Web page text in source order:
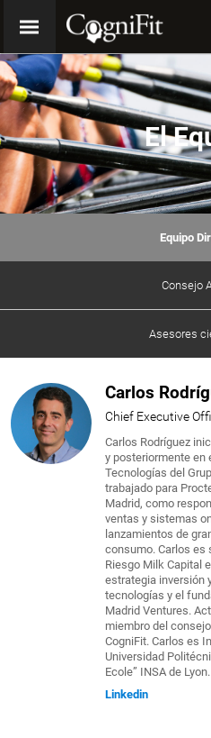
El
Equipo
Consejo
Asesores
Carlos
Chief Executive
Carlos Rodríguez
y posteriormente en
Tecnologías del
trabajado para
Madrid, como
ventas y sistemas
lanzamientos de
consumo. Carlos es
Riesgo Milk Capital
estrategia inversión
tecnologías y el
Madrid Ventures.
miembro del
CogniFit. Carlos es
Universidad
Ecole” INSA de Lyon.
Linkedin